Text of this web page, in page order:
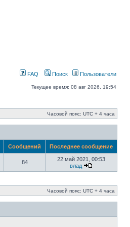
FAQ Поиск Пользователи
Текущее время: 08 авг 2026, 19:54
Часовой пояс: UTC + 4 часа
Сообщений Последнее сообщение
84
22 май 2021, 00:53
влад
Часовой пояс: UTC + 4 часа